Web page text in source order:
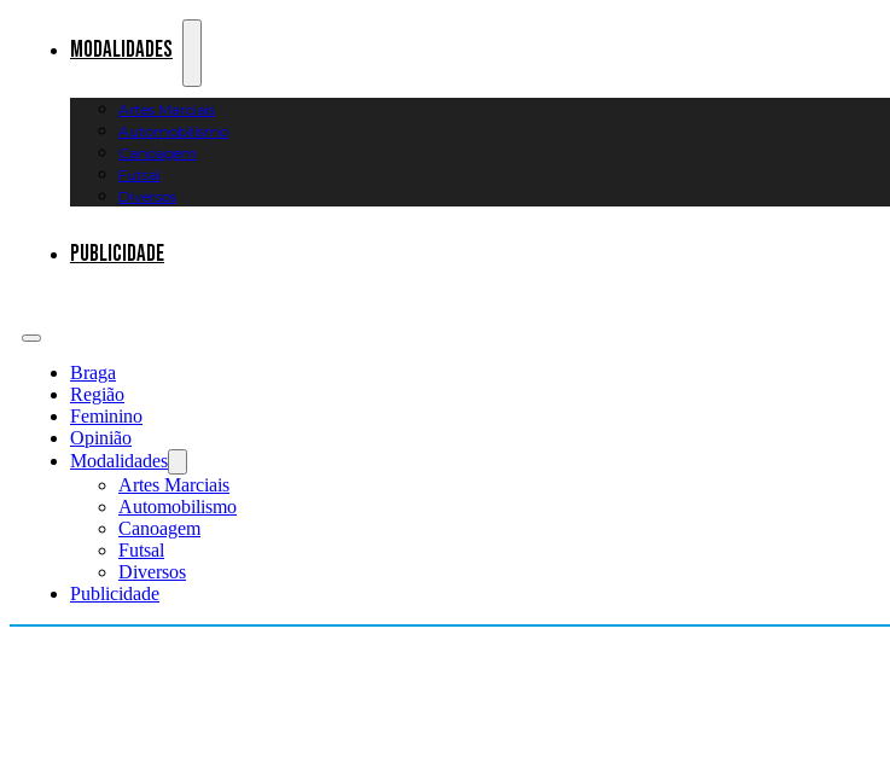
Modalidades
Artes Marciais
Automobilismo
Canoagem
Futsal
Diversos
Publicidade
Braga
Região
Feminino
Opinião
Modalidades
Artes Marciais
Automobilismo
Canoagem
Futsal
Diversos
Publicidade